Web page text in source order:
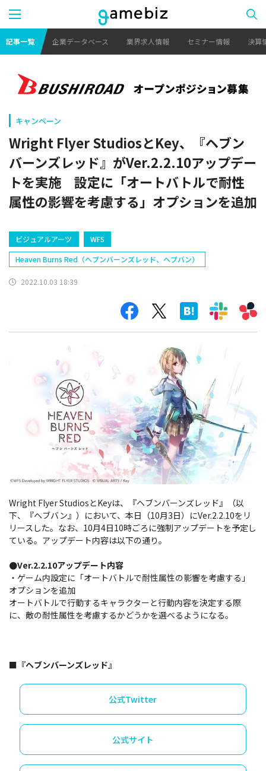
記事一覧 企業データベース 業界求人情報 セミナー情報 決算
キャンペーン
Wright Flyer StudiosとKey、『ヘブン
バーンズレッド』がVer.2.2.10アップデー
トを実施 設定に「オートバトルで耐性
属性の影響を考慮する」オプションを追加
ビジュアルアーツ
WFS
Heaven Burns Red（ヘブンバーンズレッド、ヘブバン）
2022.10.03 18:39
Wright Flyer StudiosとKeyは、『ヘブンバーンズレッド』（以
下、『ヘブバン』）において、本日（10月3日）にVer.2.2.10をリ
リースした。なお、10月4日10時ごろに強制アップデートを予定し
ている。アップデート内容は以下の通り。
●Ver.2.2.10アップデート内容
・ゲーム内設定に「オートバトルで耐性属性の影響を考慮する」
オプションを追加
オートバトルで行動するキャラクターと行動内容を決定する際
に、敵の耐性属性を考慮するかどうかを選べるようになる。
■『ヘブンバーンズレッド』
公式Twitter
公式サイト